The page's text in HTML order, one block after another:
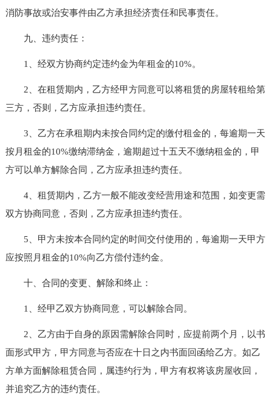
消防事故或治安事件由乙方承担经济责任和民事责任。
九、违约责任：
1、经双方协商约定违约金为年租金的10%。
2、在租赁期内，乙方经甲方同意可以将租赁的房屋转租给第
三方，否则，乙方应承担违约责任。
3、乙方在承租期内未按合同约定的缴付租金的，每逾期一天
按月租金的10%缴纳滞纳金，逾期超过十五天不缴纳租金的，甲
方可以单方解除合同，乙方应承担违约责任。
4、租赁期内，乙方一般不能改变经营用途和范围，如变更需
双方协商同意，否则，乙方应承担违约责任。
5、甲方未按本合同约定的时间交付使用的，每逾期一天甲方
应按照月租金的10%向乙方偿付违约金。
十、合同的变更、解除和终止：
1、经甲乙双方协商同意，可以解除合同。
2、乙方由于自身的原因需解除合同时，应提前两个月，以书
面形式甲方，甲方同意与否应在十日之内书面回函给乙方。如乙
方单方面解除租赁合同，属违约行为，甲方有权将该房屋收回，
并追究乙方的违约责任。